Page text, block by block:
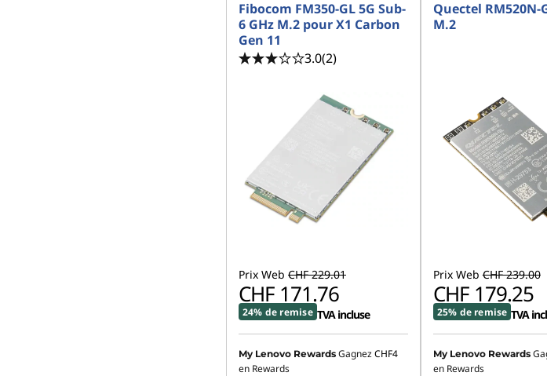
Fibocom FM350-GL 5G Sub-
6 GHz M.2 pour X1 Carbon
Gen 11
3.0(2)
Prix Web CHF 229.01
CHF 171.76
24% de remise TVA incluse
My Lenovo Rewards GagnezCHF4
en Rewards
Quectel RM520N-
M.2
Prix Web CHF 239.00
CHF 179.25
25% de remise TVA
My Lenovo Rewards
en Rewards